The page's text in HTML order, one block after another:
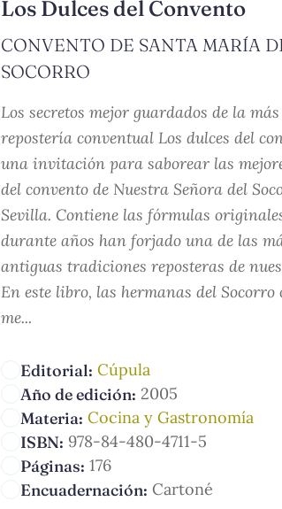
Los Dulces del Convento
CONVENTO DE SANTA MARÍA
SOCORRO
Los secretos mejor guardados de la más
repostería conventual Los dulces del
una invitación para saborear las
del convento de Nuestra Señora del
Sevilla. Contiene las fórmulas
durante años han forjado una de las
antiguas tradiciones reposteras de
En este libro, las hermanas del Socorro
me...
Editorial: Cúpula
Año de edición: 2005
Materia: Cocina y Gastronomía
ISBN: 978-84-480-4711-5
Páginas: 176
Encuadernación: Cartoné